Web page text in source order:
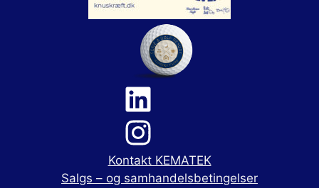
Kontakt KEMATEK
Salgs – og samhandelsbetingelser